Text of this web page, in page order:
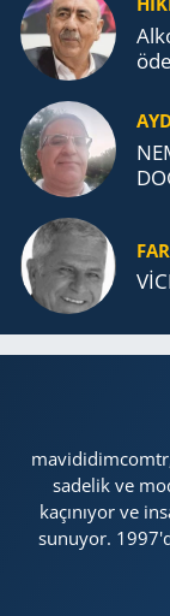
sadelik ve
kaçınıyor ve
sunuyor.